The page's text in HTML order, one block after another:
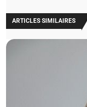
ARTICLES SIMILAIRES